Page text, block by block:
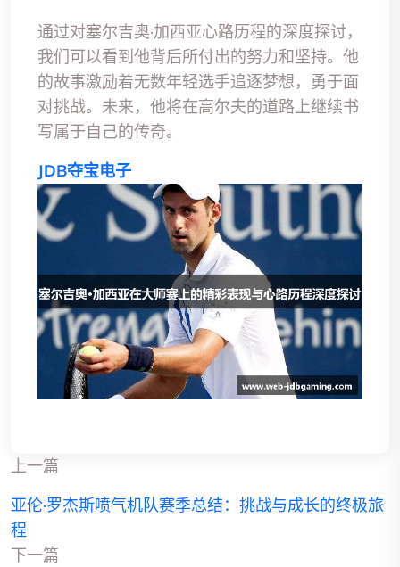
通过对塞尔吉奥·加西亚心路历程的深度探讨，
我们可以看到他背后所付出的努力和坚持。他
的故事激励着无数年轻选手追逐梦想，勇于面
对挑战。未来，他将在高尔夫的道路上继续书
写属于自己的传奇。
JDB夺宝电子
上一篇
亚伦·罗杰斯喷气机队赛季总结：挑战与成长的终极旅
程
下一篇